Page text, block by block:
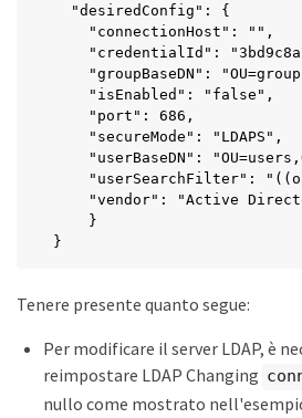
  "desiredConfig": {
    "connectionHost": "",
"credentialId":
"groupBaseDN":
    "isEnabled": "false",
    "port": 686,
    "secureMode": "LDAPS",
"userBaseDN":
"userSearchFilter":
"vendor": "Active
    }
}
Tenere presente quanto segue:
Per modificare il server LDAP, è
reimpostare LDAP Changing
nullo come mostrato